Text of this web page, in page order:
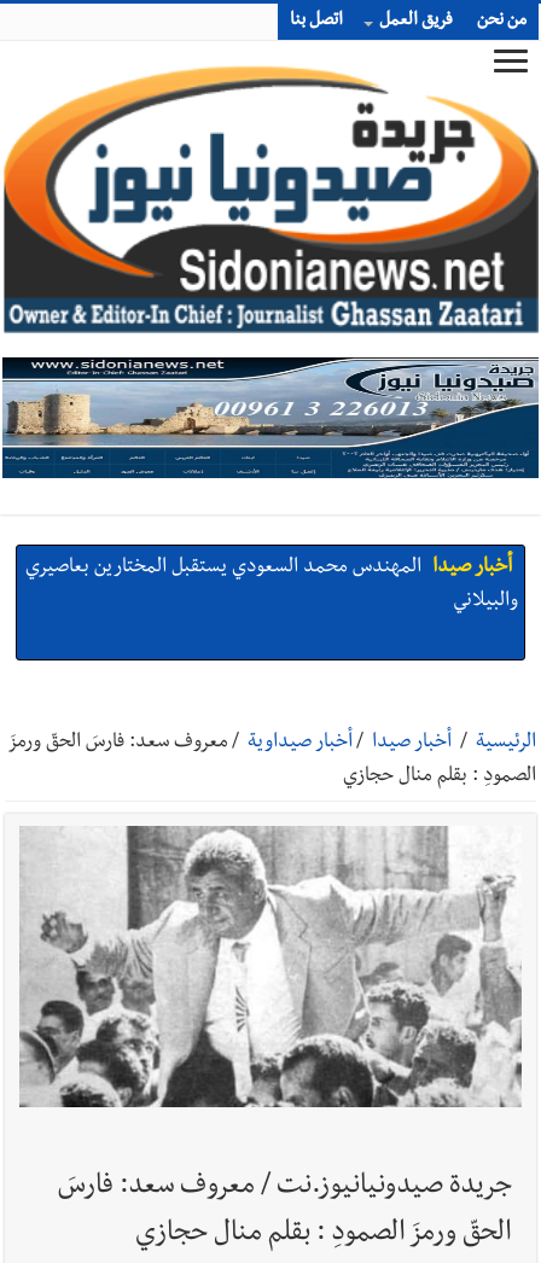
من نحن فريق العمل اتصل بنا
أخبار صيدا المهندس محمد السعودي يستقبل المختارين بعاصيري
والبيلاني
أخبار لبنان
روابط القطاع العام : إضراب الاثنين احتجاجا على
تقسيط المفعول الرجعي
أخبار لبنان خلفيات توقيف السفير الفلسطيني السابق أشرف دبور:
تداخل السياسة بالقضاء ولبنان قد يسلّمه إلى السلطة
أخبار لبنان حراك ديبلوماسي للتجديد لـ اليونيفيل .. مسؤول غربي
يُحذّر من الفراغ !
أخبار صيدا بالصور : غسان سركيس يرعى تخرّج فوج الفكر والإبداع
الرئيسية / أخبار صيدا / أخبار صيداوية / معروف سعد: فارسَ الحقّ ورمزَ
الصمودِ : بقلم منال حجازي
جريدة صيدونيانيوز.نت / معروف سعد: فارسَ
الحقّ ورمزَ الصمودِ : بقلم منال حجازي